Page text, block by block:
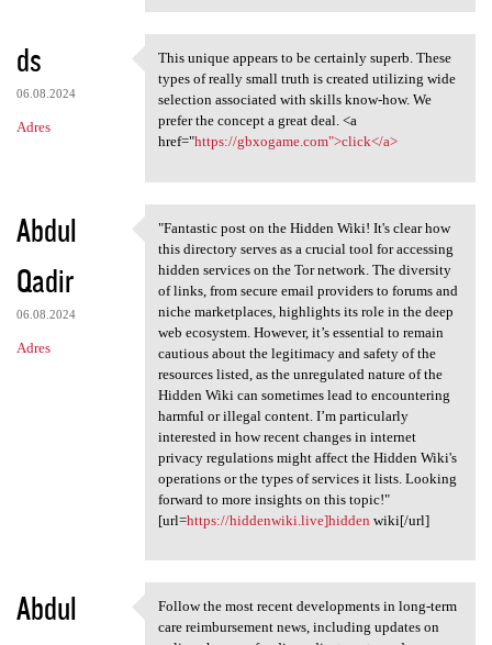
ds
06.08.2024
Adres
This unique appears to be
This unique appears to be certainly superb. These
types of really small truth is created utilizing wide
selection associated with skills know-how. We
prefer the concept a great deal. <a
href="https://gbxogame.com">click</a>
Abdul
Qadir
06.08.2024
Adres
"Fantastic post on the Hidden
"Fantastic post on the Hidden Wiki! It's clear how
this directory serves as a crucial tool for accessing
hidden services on the Tor network. The diversity
of links, from secure email providers to forums and
niche marketplaces, highlights its role in the deep
web ecosystem. However, it’s essential to remain
cautious about the legitimacy and safety of the
resources listed, as the unregulated nature of the
Hidden Wiki can sometimes lead to encountering
harmful or illegal content. I’m particularly
interested in how recent changes in internet
privacy regulations might affect the Hidden Wiki's
operations or the types of services it lists. Looking
forward to more insights on this topic!"
[url=https://hiddenwiki.live]hidden wiki[/url]
Abdul
Follow the most recent
Follow the most recent developments in long-term
care reimbursement news, including updates on